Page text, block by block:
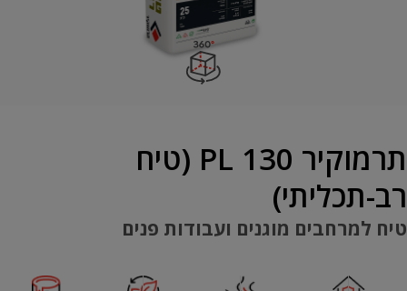
תרמוקיר 130 PL (טיח
רב-תכליתי)
טיח למרחבים מוגנים ועבודות פנים